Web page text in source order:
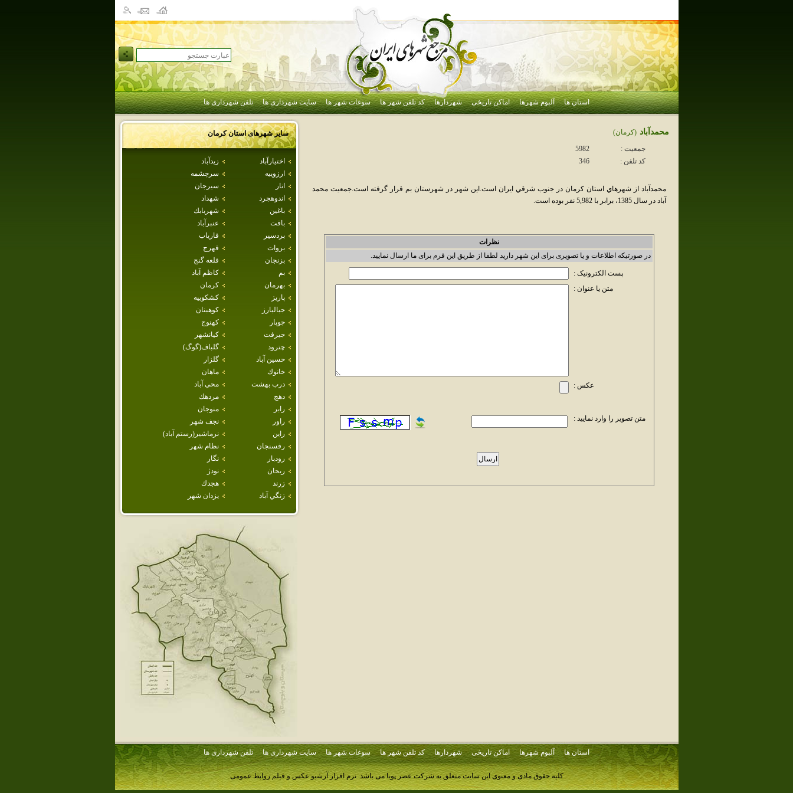
استان ها آلبوم شهرها اماکن تاریخی شهردارها کد تلفن شهر ها سوغات شهر ها سایت شهرداری ها تلفن شهرداری ها
سایر شهرهای استانكرمان
اختيارآباد
زيدآباد
ارزوييه
سرچشمه
انار
سيرجان
اندوهجرد
شهداد
باغين
شهربابك
بافت
عنبرآباد
بردسير
فارياب
بروات
فهرج
بزنجان
قلعه گنج
بم
كاظم آباد
بهرمان
كرمان
پاريز
كشكوييه
جبالبارز
كوهبنان
جوپار
كهنوج
جيرفت
كيانشهر
چترود
گلباف(گوگ)
حسين آباد
گلزار
خانوك
ماهان
درب بهشت
محي آباد
دهج
مردهك
رابر
منوجان
راور
نجف شهر
راين
نرماشير(رستم آباد)
رفسنجان
نظام شهر
رودبار
نگار
ريحان
نودژ
زرند
هجدك
زنگي آباد
يزدان شهر
محمدآباد (كرمان)
جمعیت :
5982
کد تلفن :
346
محمدآباد از شهرهاي استان کرمان در جنوب شرقي ايران است.اين شهر در شهرستان بم قرار گرفته است.جمعيت محمد
آباد در سال 1385، برابر با 5,982 نفر بوده است.
نظرات
در صورتیکه اطلاعات و یا تصویری برای این شهر دارید لطفا از طریق این فرم برای ما ارسال نمایید.
پست الکترونیک :
متن یا عنوان :
عکس :
متن تصویر را وارد نمایید :
استان ها آلبوم شهرها اماکن تاریخی شهردارها کد تلفن شهر ها سوغات شهر ها سایت شهرداری ها تلفن شهرداری ها
کلیه حقوق مادی و معنوی این سایت متعلق به شرکت عصر پویا می باشد.نرم افزار آرشیو عکس و فیلم روابط عمومی